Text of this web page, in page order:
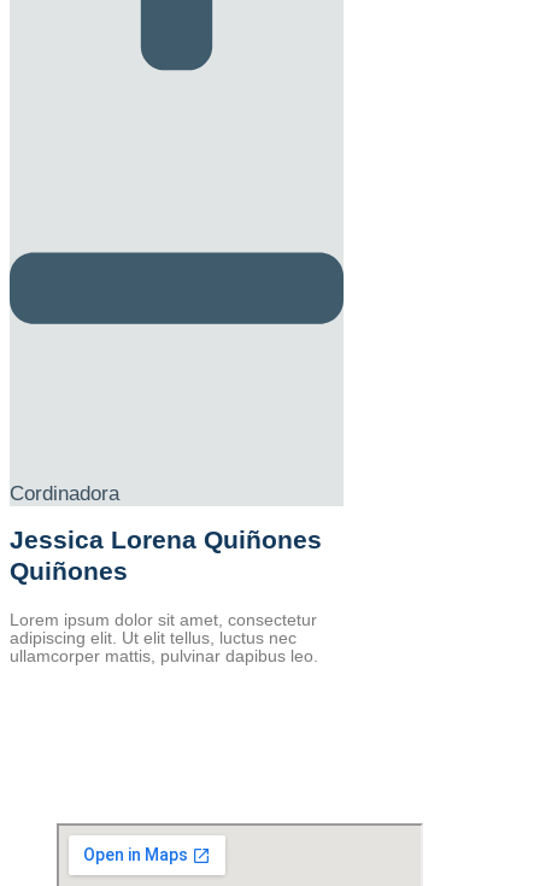
Cordinadora
Jessica Lorena Quiñones
Quiñones
Lorem ipsum dolor sit amet, consectetur
adipiscing elit. Ut elit tellus, luctus nec
ullamcorper mattis, pulvinar dapibus leo.